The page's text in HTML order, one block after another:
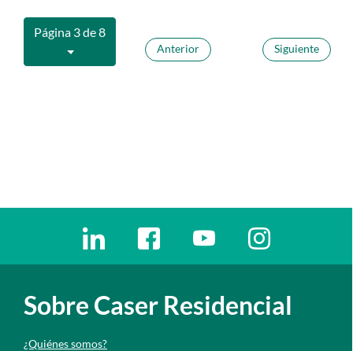
Página 3 de 8
Anterior Siguiente
Ir a a la red social. Abre ventana nueva
Ir a a la red social. Abre ventana
Ir a a la red social. Abre
Ir a a la red
Sobre Caser Residencial
¿Quiénes somos?